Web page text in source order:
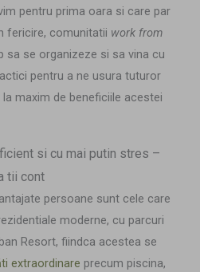
pentru prima oara si care par
fericire, comunitatii work from
sa se organizeze si sa vina cu
pentru a ne usura tuturor
maxim de beneficiile acestei
si cu mai putin stres –
tii cont
persoane sunt cele care
moderne, cu parcuri
Resort, fiindca acestea se
extraordinare precum piscina,